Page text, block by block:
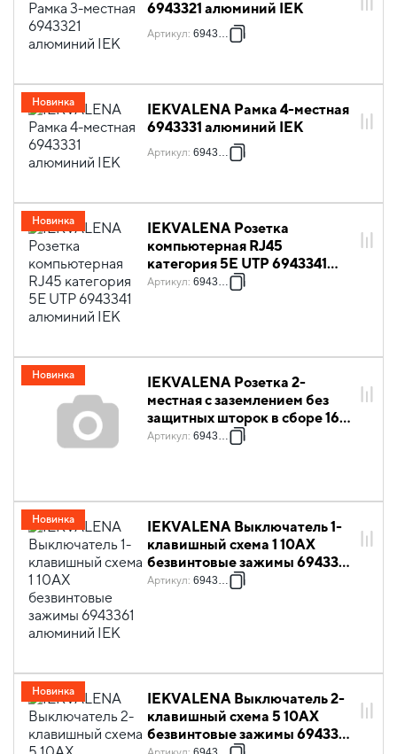
6943321 алюминий IEK
Артикул: 6943321
IEKVALENA Рамка 4-местная
6943331 алюминий IEK
Артикул: 6943331
Новинка
IEKVALENA Розетка
компьютерная RJ45
категория 5Е UTP 6943341
алюминий IEK
Артикул: 6943341
Новинка
IEKVALENA Розетка 2-
местная с заземлением без
защитных шторок в сборе 16А
6943351 алюминий IEK
Артикул: 6943351
Новинка
IEKVALENA Выключатель 1-
клавишный схема 1 10АХ
безвинтовые зажимы 6943361
алюминий IEK
Артикул: 6943361
Новинка
IEKVALENA Выключатель 2-
клавишный схема 5 10АХ
безвинтовые зажимы 6943371
Новинка